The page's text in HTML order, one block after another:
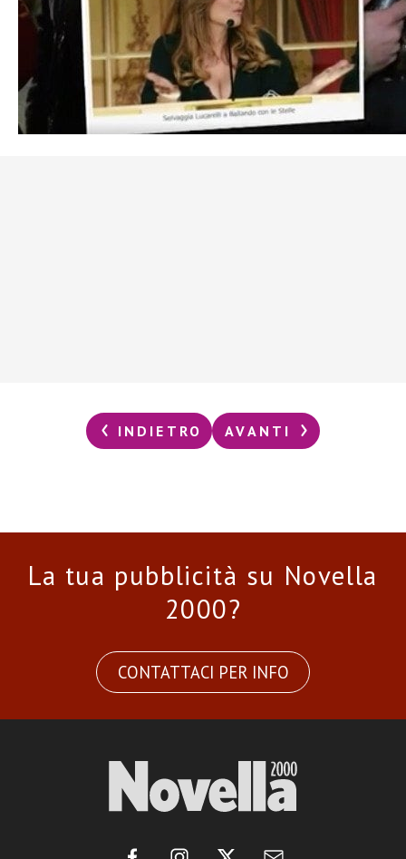
INDIETRO AVANTI
La tua pubblicità su Novella
2000?
CONTATTACI PER INFO